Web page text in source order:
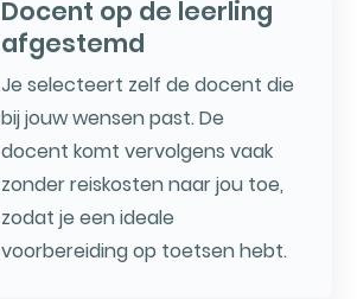
Docent op de leerling
afgestemd
Je selecteert zelf de docent die
bij jouw wensen past. De
docent komt vervolgens vaak
zonder reiskosten naar jou toe,
zodat je een ideale
voorbereiding op toetsen hebt.